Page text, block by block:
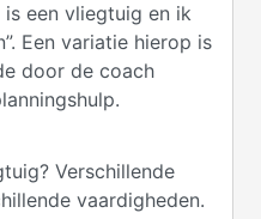
is een vliegtuig en ik
Een variatie hierop is
door de coach
Verschillende
vaardigheden.